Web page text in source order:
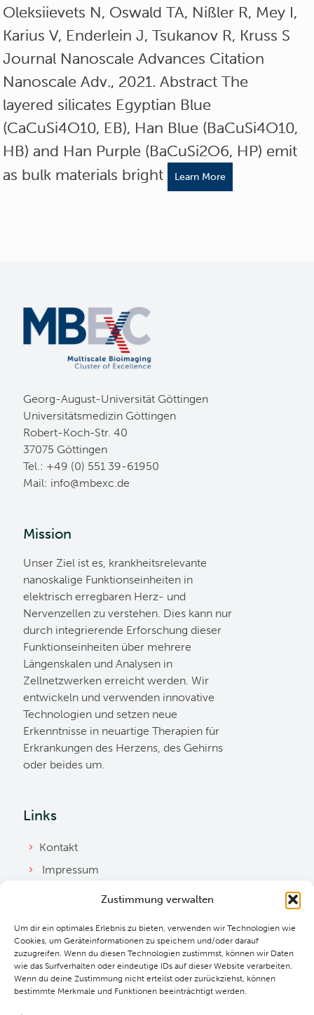
Zustimmung verwalten
Um dir ein optimales Erlebnis zu bieten, verwenden wir Technologien wie
Cookies, um Geräteinformationen zu speichern und/oder darauf
zuzugreifen. Wenn du diesen Technologien zustimmst, können wir Daten
wie das Surfverhalten oder eindeutige IDs auf dieser Website verarbeiten.
Wenn du deine Zustimmung nicht erteilst oder zurückziehst, können
bestimmte Merkmale und Funktionen beeinträchtigt werden.
Oleksiievets N, Oswald TA, Nißler R, Mey I,
Karius V, Enderlein J, Tsukanov R, Kruss S
Journal Nanoscale Advances Citation
Nanoscale Adv., 2021. Abstract The
layered silicates Egyptian Blue
(CaCuSi4O10, EB), Han Blue (BaCuSi4O10,
HB) and Han Purple (BaCuSi2O6, HP) emit
as bulk materials bright
Learn More
Georg-August-Universität Göttingen
Universitätsmedizin Göttingen
Robert-Koch-Str. 40
37075 Göttingen
Tel.: +49 (0) 551 39-61950
Mail: ed.cxebm@ofni
Mission
Unser Ziel ist es, krankheitsrelevante
nanoskalige Funktionseinheiten in
elektrisch erregbaren Herz- und
Nervenzellen zu verstehen. Dies kann nur
durch integrierende Erforschung dieser
Funktionseinheiten über mehrere
Längenskalen und Analysen in
Zellnetzwerken erreicht werden. Wir
entwickeln und verwenden innovative
Technologien und setzen neue
Erkenntnisse in neuartige Therapien für
Erkrankungen des Herzens, des Gehirns
oder beides um.
Links
Kontakt
Impressum
Datenschutzerklärung
Cookie Richtlinie
Downloads